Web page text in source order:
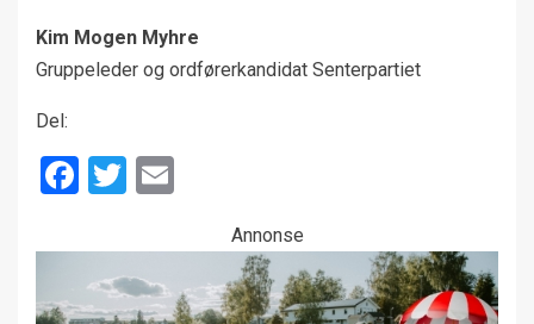
Kim Mogen Myhre
Gruppeleder og ordførerkandidat Senterpartiet
Del:
Facebook
Twitter
Annonse